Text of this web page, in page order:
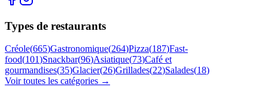
Types de restaurants
Créole(665)Gastronomique(264)Pizza(187)Fast-
food(101)Snackbar(96)Asiatique(73)Café et
gourmandises(35)Glacier(26)Grillades(22)Salades(18)
Voir toutes les catégories →